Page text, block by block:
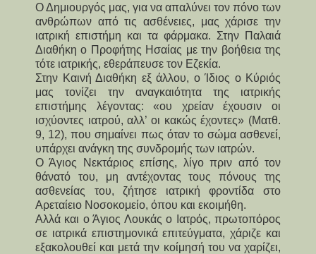
Ο Δημιουργός μας, για να απαλύνει τον πόνο των
ανθρώπων από τις ασθένειες, μας χάρισε την
ιατρική επιστήμη και τα φάρμακα. Στην Παλαιά
Διαθήκη ο Προφήτης Ησαίας με την βοήθεια της
τότε ιατρικής, εθεράπευσε τον Εζεκία.
Στην Καινή Διαθήκη εξ άλλου, ο Ίδιος ο Κύριός
μας τονίζει την αναγκαιότητα της ιατρικής
επιστήμης λέγοντας: «ου χρείαν έχουσιν οι
ισχύοντες ιατρού, αλλ’ οι κακώς έχοντες» (Ματθ.
9, 12), που σημαίνει πως όταν το σώμα ασθενεί,
υπάρχει ανάγκη της συνδρομής των ιατρών.
Ο Άγιος Νεκτάριος επίσης, λίγο πριν από τον
θάνατό του, μη αντέχοντας τους πόνους της
ασθενείας του, ζήτησε ιατρική φροντίδα στο
Αρεταίειο Νοσοκομείο, όπου και εκοιμήθη.
Αλλά και ο Άγιος Λουκάς ο Ιατρός, πρωτοπόρος
σε ιατρικά επιστημονικά επιτεύγματα, χάριζε και
εξακολουθεί και μετά την κοίμησή του να χαρίζει,